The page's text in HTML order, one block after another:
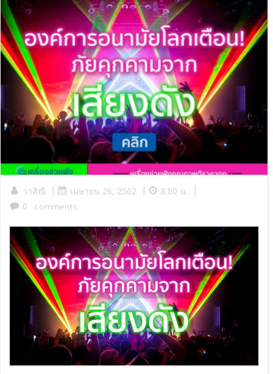
วาสิณี | เมษายน 26, 2562 | 8:00 น. |
0 comments